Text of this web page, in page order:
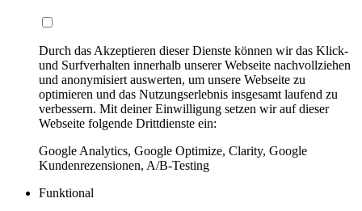
Durch das Akzeptieren dieser Dienste können wir das Klick-
und Surfverhalten innerhalb unserer Webseite nachvollziehen
und anonymisiert auswerten, um unsere Webseite zu
optimieren und das Nutzungserlebnis insgesamt laufend zu
verbessern. Mit deiner Einwilligung setzen wir auf dieser
Webseite folgende Drittdienste ein:
Google Analytics, Google Optimize, Clarity, Google
Kundenrezensionen, A/B-Testing
Funktional